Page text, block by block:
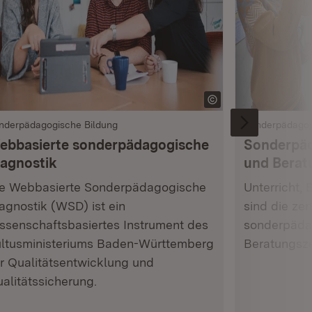
Bildung
sonderpädagogische
Webbasierte Sonderpädagogische
(WSD) ist ein
Instrument des
Baden-Württemberg
Qualitätsentwicklung und
und
Unterricht,
sind die